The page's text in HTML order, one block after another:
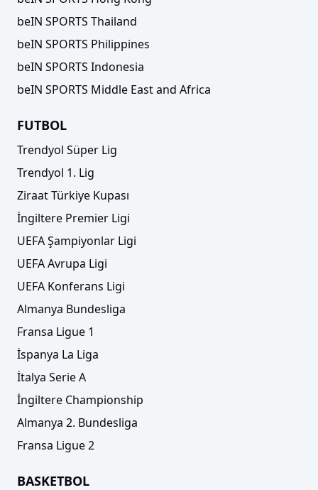
beIN SPORTS Thailand
beIN SPORTS Philippines
beIN SPORTS Indonesia
beIN SPORTS Middle East and Africa
FUTBOL
Trendyol Süper Lig
Trendyol 1. Lig
Ziraat Türkiye Kupası
İngiltere Premier Ligi
UEFA Şampiyonlar Ligi
UEFA Avrupa Ligi
UEFA Konferans Ligi
Almanya Bundesliga
Fransa Ligue 1
İspanya La Liga
İtalya Serie A
İngiltere Championship
Almanya 2. Bundesliga
Fransa Ligue 2
BASKETBOL